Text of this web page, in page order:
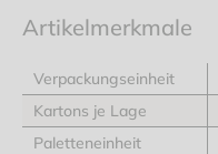
Artikelmerkmale
Verpackungseinheit
Kartons je Lage
Paletteneinheit